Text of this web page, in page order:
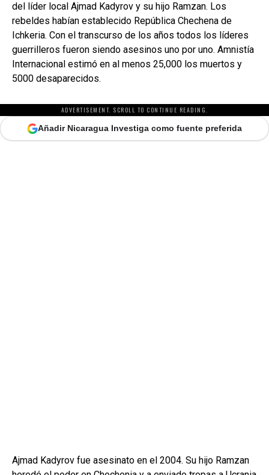
del líder local Ajmad Kadyrov y su hijo Ramzan. Los
rebeldes habían establecido República Chechena de
Ichkeria. Con el transcurso de los años todos los líderes
guerrilleros fueron siendo asesinos uno por uno. Amnistía
Internacional estimó en ​al menos 25,000 los muertos y
5000 desaparecidos.
ADVERTISEMENT. SCROLL TO CONTINUE READING.
Añadir Nicaragua Investiga como fuente preferida
Ajmad Kadyrov fue asesinato en el 2004. Su hijo Ramzan